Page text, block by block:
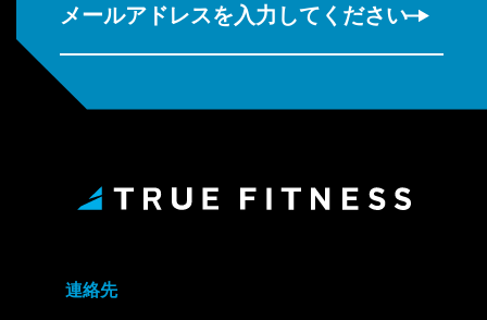
メールアドレスを入力してください
連絡先